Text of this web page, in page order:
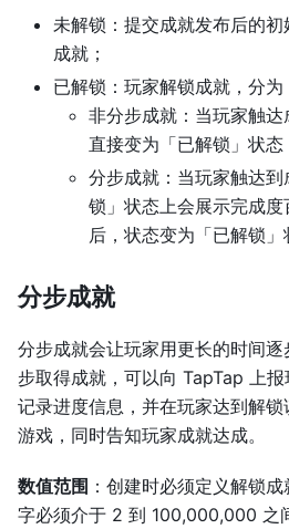
未解锁：提交成就发布后的
成就；
已解锁：玩家解锁成就，分为
非分步成就：当玩家触
直接变为「已解锁」状态
分步成就：当玩家触达
锁」状态上会展示完成
后，状态变为「已解锁」
分步成就
分步成就会让玩家用更长的时间
步取得成就，可以向 TapTap 上
记录进度信息，并在玩家达到解
游戏，同时告知玩家成就达成。
数值范围 ：创建时必须定义解锁
字必须介于 2 到 100,000,000 之